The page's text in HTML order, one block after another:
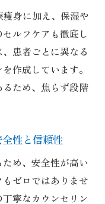
身に加え、保湿や
ルフケアも徹底し
患者ごとに異なる
作成しています。
ため、焦らず段階
性と信頼性
め、安全性が高い
ゼロではありませ
寧なカウンセリン